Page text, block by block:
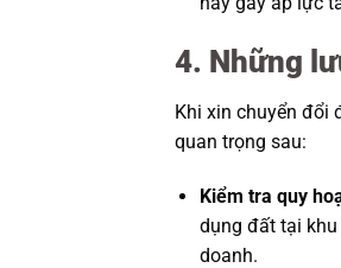
4. Những
Khi xin chuyển đổi
quan trọng sau:
Kiểm tra quy
dụng đất tại
doanh.